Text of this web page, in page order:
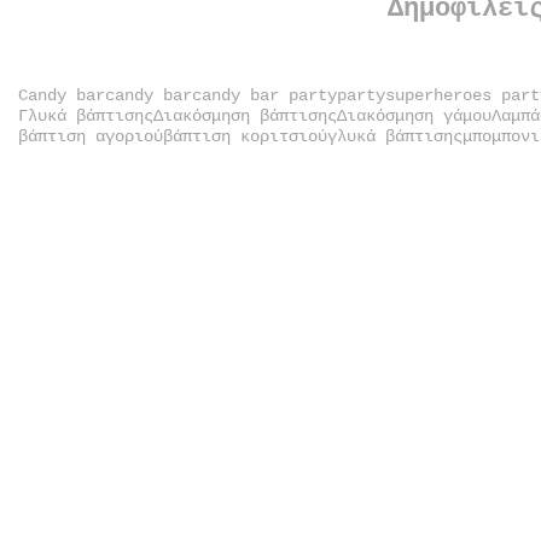
Candy barcandy barcandy bar partypartysuperheroes
Γλυκά βάπτισηςΔιακόσμηση βάπτισηςΔιακόσμηση γάμου
βάπτιση αγοριούβάπτιση κοριτσιούγλυκά βάπτισης